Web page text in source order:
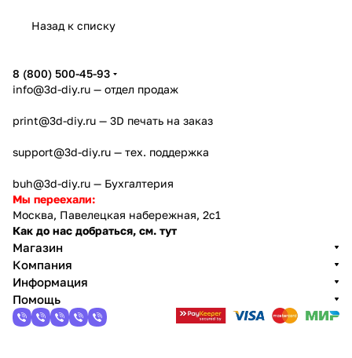
4
Creator
Назад к списку
8 (800) 500-45-93
info@3d-diy.ru — отдел продаж
print@3d-diy.ru — 3D печать на заказ
support@3d-diy.ru — тех. поддержка
buh@3d-diy.ru — Бухгалтерия
Мы переехали:
Москва, Павелецкая набережная, 2с1
Как до нас добраться, см. тут
Магазин
Компания
Информация
Помощь